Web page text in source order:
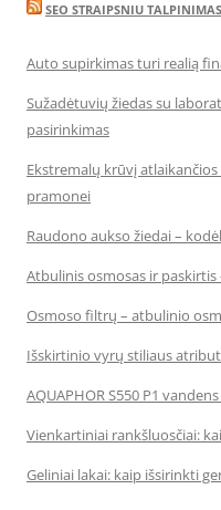
SEO STRAIPSNIU TALPINIMAS
Auto supirkimas turi realią
Sužadėtuvių žiedas su
pasirinkimas
Ekstremalų krūvį
pramonei
Raudono aukso žiedai –
Atbulinis osmosas ir paskirtis
Osmoso filtrų – atbulinio
Išskirtinio vyrų stiliaus
AQUAPHOR S550 P1
Vienkartiniai rankšluosčiai:
Geliniai lakai: kaip išsirinkti